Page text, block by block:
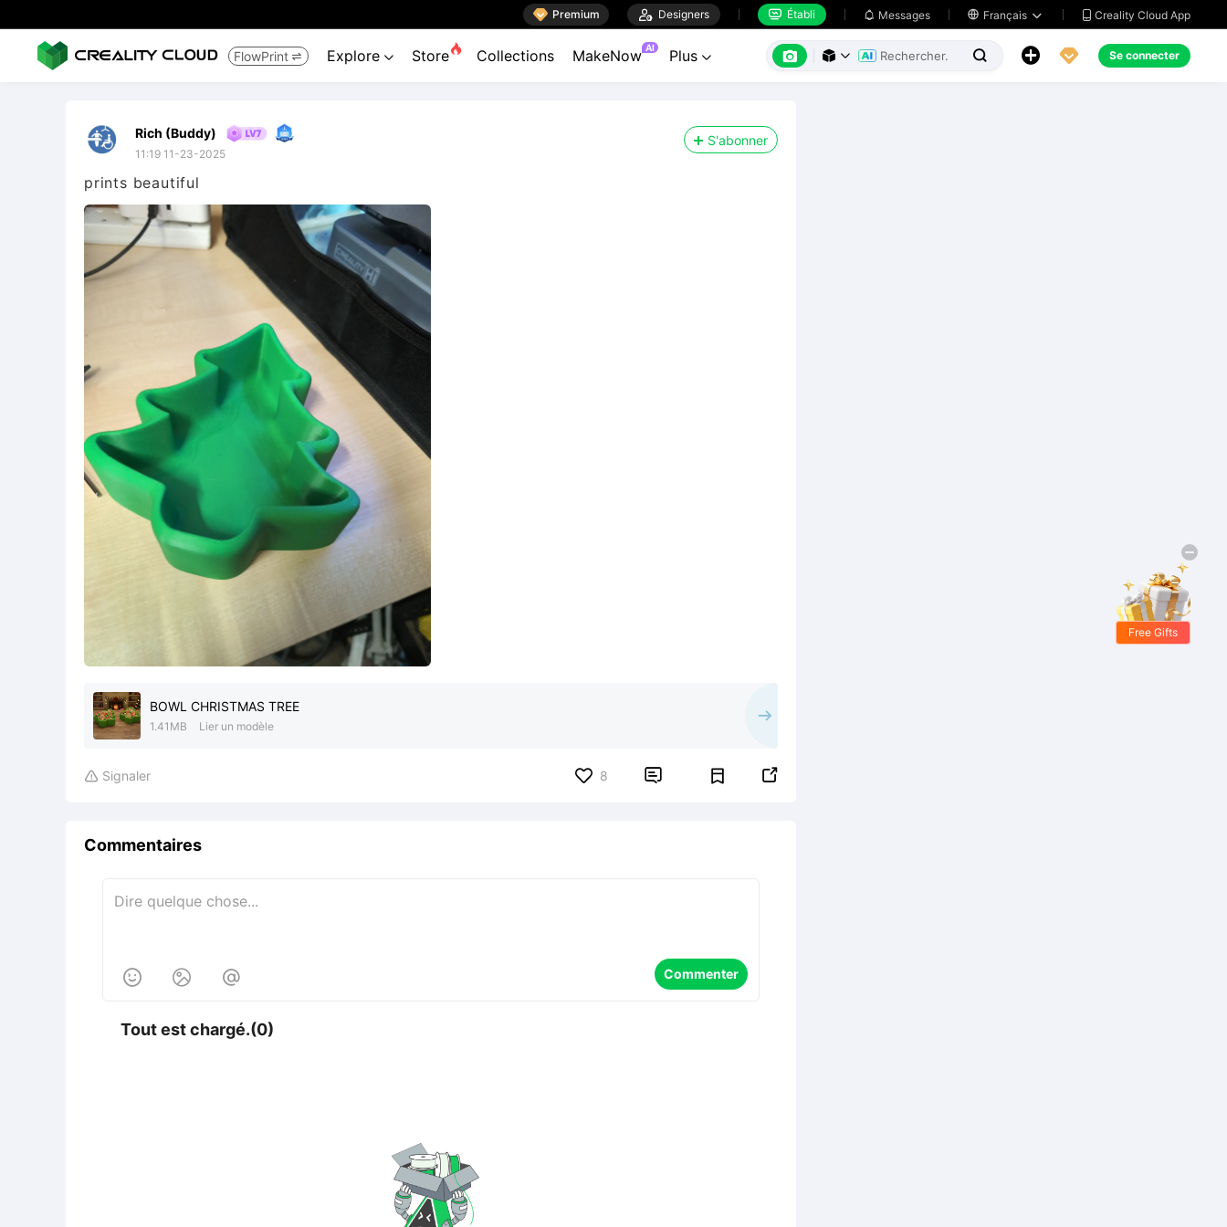
 Premium  Designers  Établi  Messages  Français   Creality Cloud App
FlowPrint  Explore  Store Collections MakeNow AI Plus        Se connecter
Rich (Buddy)
11:19 11-23-2025
S'abonner
prints beautiful
BOWL CHRISTMAS TREE
1.41MB Lier un modèle
 Signaler 8  
Commentaires
   Commenter
Tout est chargé.(0)
Free Gifts